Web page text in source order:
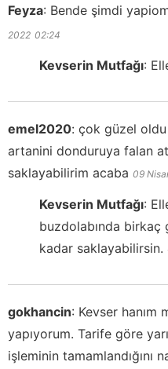
Feyza: Bende şimdi
2022 02:24
Kevserin Mutfağı:
emel2020: çok güzel
artanini donduruya falan
saklayabilirim acaba 09
Kevserin Mutfağı:
buzdolabında birkaç
kadar saklayabilirsin.
gokhancin: Kevser
yapıyorum. Tarife göre
işleminin tamamlandığını